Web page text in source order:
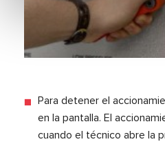
Para detener el
en la pantalla. El
cuando el técnico abre la